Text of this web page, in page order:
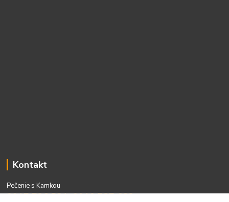
Kontakt
Pečenie s Kamkou
0917 736 531, 0910 537 682